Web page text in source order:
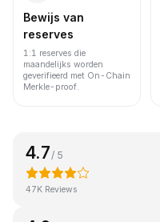
Bewijs van
reserves
1:1 reserves die
maandelijks worden
geverifieerd met On-Chain
Merkle-proof.
4.7 / 5
47K Reviews